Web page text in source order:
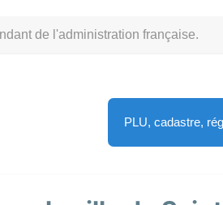
de l'administration française.
PLU, cadastre,